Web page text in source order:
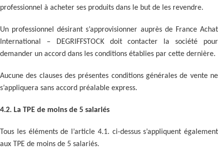
professionnel à acheter ses produits dans le but de les revendre.
Un professionnel désirant s’approvisionner auprès de France Achat
International – DEGRIFFSTOCK doit contacter la société pour
demander un accord dans les conditions établies par cette dernière.
Aucune des clauses des présentes conditions générales de vente ne
s’appliquera sans accord préalable express.
4.2. La TPE de moins de 5 salariés
Tous les éléments de l’article 4.1. ci-dessus s’appliquent également
aux TPE de moins de 5 salariés.